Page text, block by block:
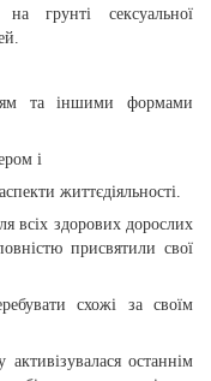
грунті сексуальної
та іншими формами
і
життєдіяльності.
всіх здорових дорослих
присвятили свої
схожі за своїм
останнім